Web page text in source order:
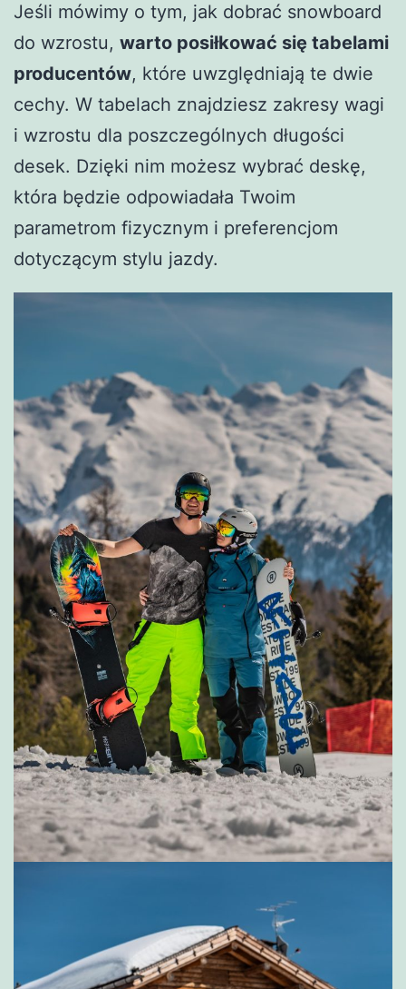
Jeśli mówimy o tym, jak dobrać snowboard
do wzrostu, warto posiłkować się tabelami
producentów, które uwzględniają te dwie
cechy. W tabelach znajdziesz zakresy wagi
i wzrostu dla poszczególnych długości
desek. Dzięki nim możesz wybrać deskę,
która będzie odpowiadała Twoim
parametrom fizycznym i preferencjom
dotyczącym stylu jazdy.